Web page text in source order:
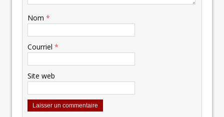
Nom *
Courriel *
Site web